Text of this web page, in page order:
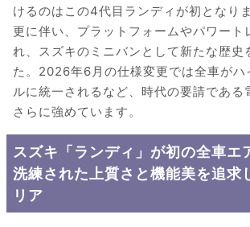
けるのはこの4代目ランディが初となり
更に伴い、プラットフォームやパワート
れ、スズキのミニバンとして新たな歴史
た。2026年6月の仕様変更では全車がハ
ルに統一されるなど、時代の要請である
さらに強めています。
スズキ「ランディ」が初の全車エ
洗練された上質さと機能美を追求
リア